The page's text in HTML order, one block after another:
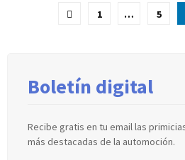
Paginación
1 … 5
Boletín digital
Recibe gratis en tu email las
más destacadas de la automoción.